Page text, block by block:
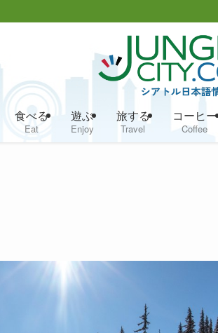
食べる
Eat
遊ぶ
Enjoy
旅する
Travel
コーヒー
Coffee